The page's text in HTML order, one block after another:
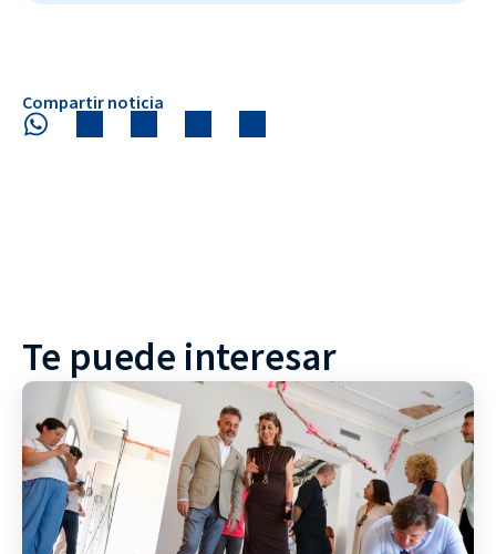
Compartir noticia
Te puede interesar